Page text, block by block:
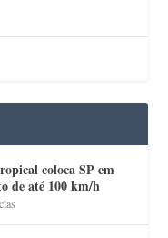
coloca SP em
de até 100 km/h